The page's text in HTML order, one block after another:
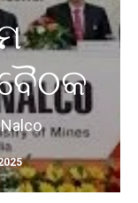
ବୈଠକ